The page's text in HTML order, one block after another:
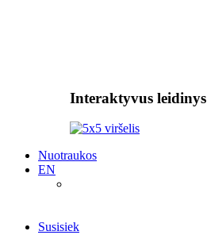
Interaktyvus leidinys
Nuotraukos
EN
Susisiek